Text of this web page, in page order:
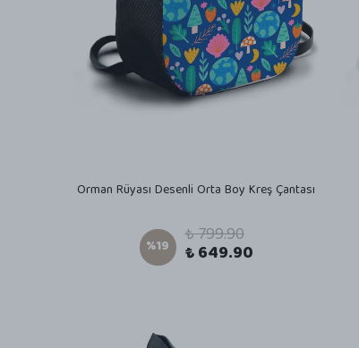
Orman Rüyası Desenli Orta Boy Kreş Çantası
%19 ₺ 799.90
₺ 649.90